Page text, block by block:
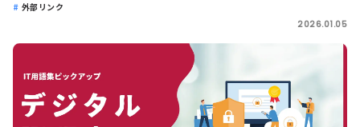
外部リンク
2026.01.05